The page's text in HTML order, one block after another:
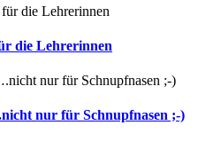
die Lehrerinnen
nur für Schnupfnasen ;-)